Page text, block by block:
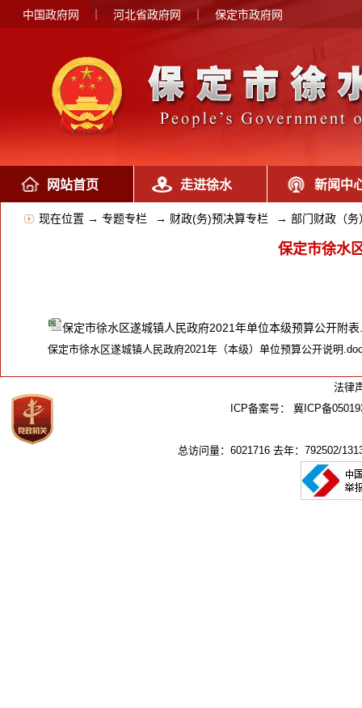
中国政府网 河北省政府网 保定市政府网
网站首页 走进徐水 新闻中
现在位置 → 专题专栏 → 财政(务)预决算专栏 → 部门财政（务
保定市徐水
保定市徐水区遂城镇人民政府2021年单位本级预算公开附表
保定市徐水区遂城镇人民政府2021年（本级）单位预算公开说明
法律
ICP备案号：
冀ICP备
总访问量：6021716 去年：792502/